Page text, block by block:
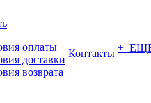
оплаты
доставки
возврата
Контакты +